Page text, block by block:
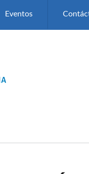
Eventos